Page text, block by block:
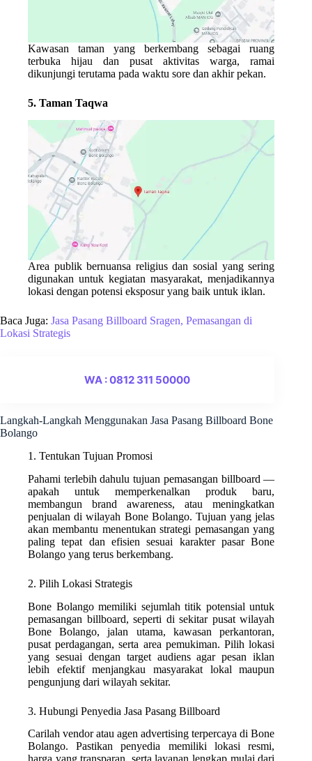
Kawasan taman yang berkembang sebagai ruang
terbuka hijau dan pusat aktivitas warga, ramai
dikunjungi terutama pada waktu sore dan akhir pekan.
5. Taman Taqwa
Area publik bernuansa religius dan sosial yang sering
digunakan untuk kegiatan masyarakat, menjadikannya
lokasi dengan potensi eksposur yang baik untuk iklan.
Baca Juga: Jasa Pasang Billboard Sragen, Pemasangan di
Lokasi Strategis
WA : 0812 311 50000
Langkah-Langkah Menggunakan Jasa Pasang Billboard Bone
Bolango
1. Tentukan Tujuan Promosi
Pahami terlebih dahulu tujuan pemasangan billboard —
apakah untuk memperkenalkan produk baru,
membangun brand awareness, atau meningkatkan
penjualan di wilayah Bone Bolango. Tujuan yang jelas
akan membantu menentukan strategi pemasangan yang
paling tepat dan efisien sesuai karakter pasar Bone
Bolango yang terus berkembang.
2. Pilih Lokasi Strategis
Bone Bolango memiliki sejumlah titik potensial untuk
pemasangan billboard, seperti di sekitar pusat wilayah
Bone Bolango, jalan utama, kawasan perkantoran,
pusat perdagangan, serta area pemukiman. Pilih lokasi
yang sesuai dengan target audiens agar pesan iklan
lebih efektif menjangkau masyarakat lokal maupun
pengunjung dari wilayah sekitar.
3. Hubungi Penyedia Jasa Pasang Billboard
Carilah vendor atau agen advertising terpercaya di Bone
Bolango. Pastikan penyedia memiliki lokasi resmi,